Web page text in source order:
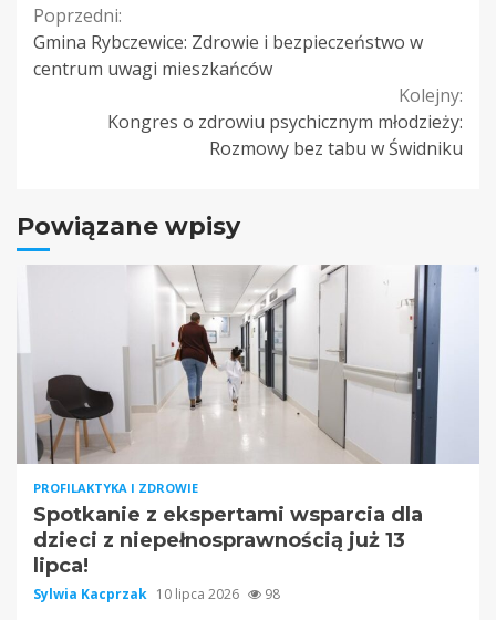
Continue
Reading
Poprzedni:
Gmina Rybczewice: Zdrowie i bezpieczeństwo w
centrum uwagi mieszkańców
Kolejny:
Kongres o zdrowiu psychicznym młodzieży:
Rozmowy bez tabu w Świdniku
Powiązane wpisy
PROFILAKTYKA I ZDROWIE
Spotkanie z ekspertami wsparcia dla
dzieci z niepełnosprawnością już 13
lipca!
Sylwia Kacprzak 10 lipca 2026 98